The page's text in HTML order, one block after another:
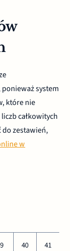
system
które nie
całkowitych
do zestawień,
w
40 41